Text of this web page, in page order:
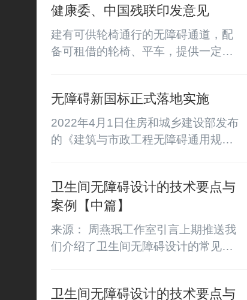
健康委、中国残联印发意见
建有可供轮椅通行的无障碍通道，配
备可租借的轮椅、平车，提供一定比
于开展残疾人友好医疗机构建设的意
见》，要求更多医疗机构完善无障碍
环境建设，切实改善残疾人就医体
（含残疾人机动轮椅车），设立低位
服务窗口，设置无障碍卫生间。挂
设备，具备语音、...
无障碍新国标正式落地实施
2022年4月1日住房和城乡建设部发布
的《建筑与市政工程无障碍通用规
规范，全部条文必须严格执行，将对
促进无障碍环境建设高质量发展、提
升城乡无障碍环境建设水平、方便全
体社会成员参与社会生活具有重要意
要目的，对无障碍通行、服务、信息
卫生间无障碍设计的技术要点与
案例【中篇】
来源： 周燕珉工作室引言上期推送我
们介绍了卫生间无障碍设计的常见认
探讨卫生间无障碍设计的技术要点。
卫生间无障碍设计的技术要点与